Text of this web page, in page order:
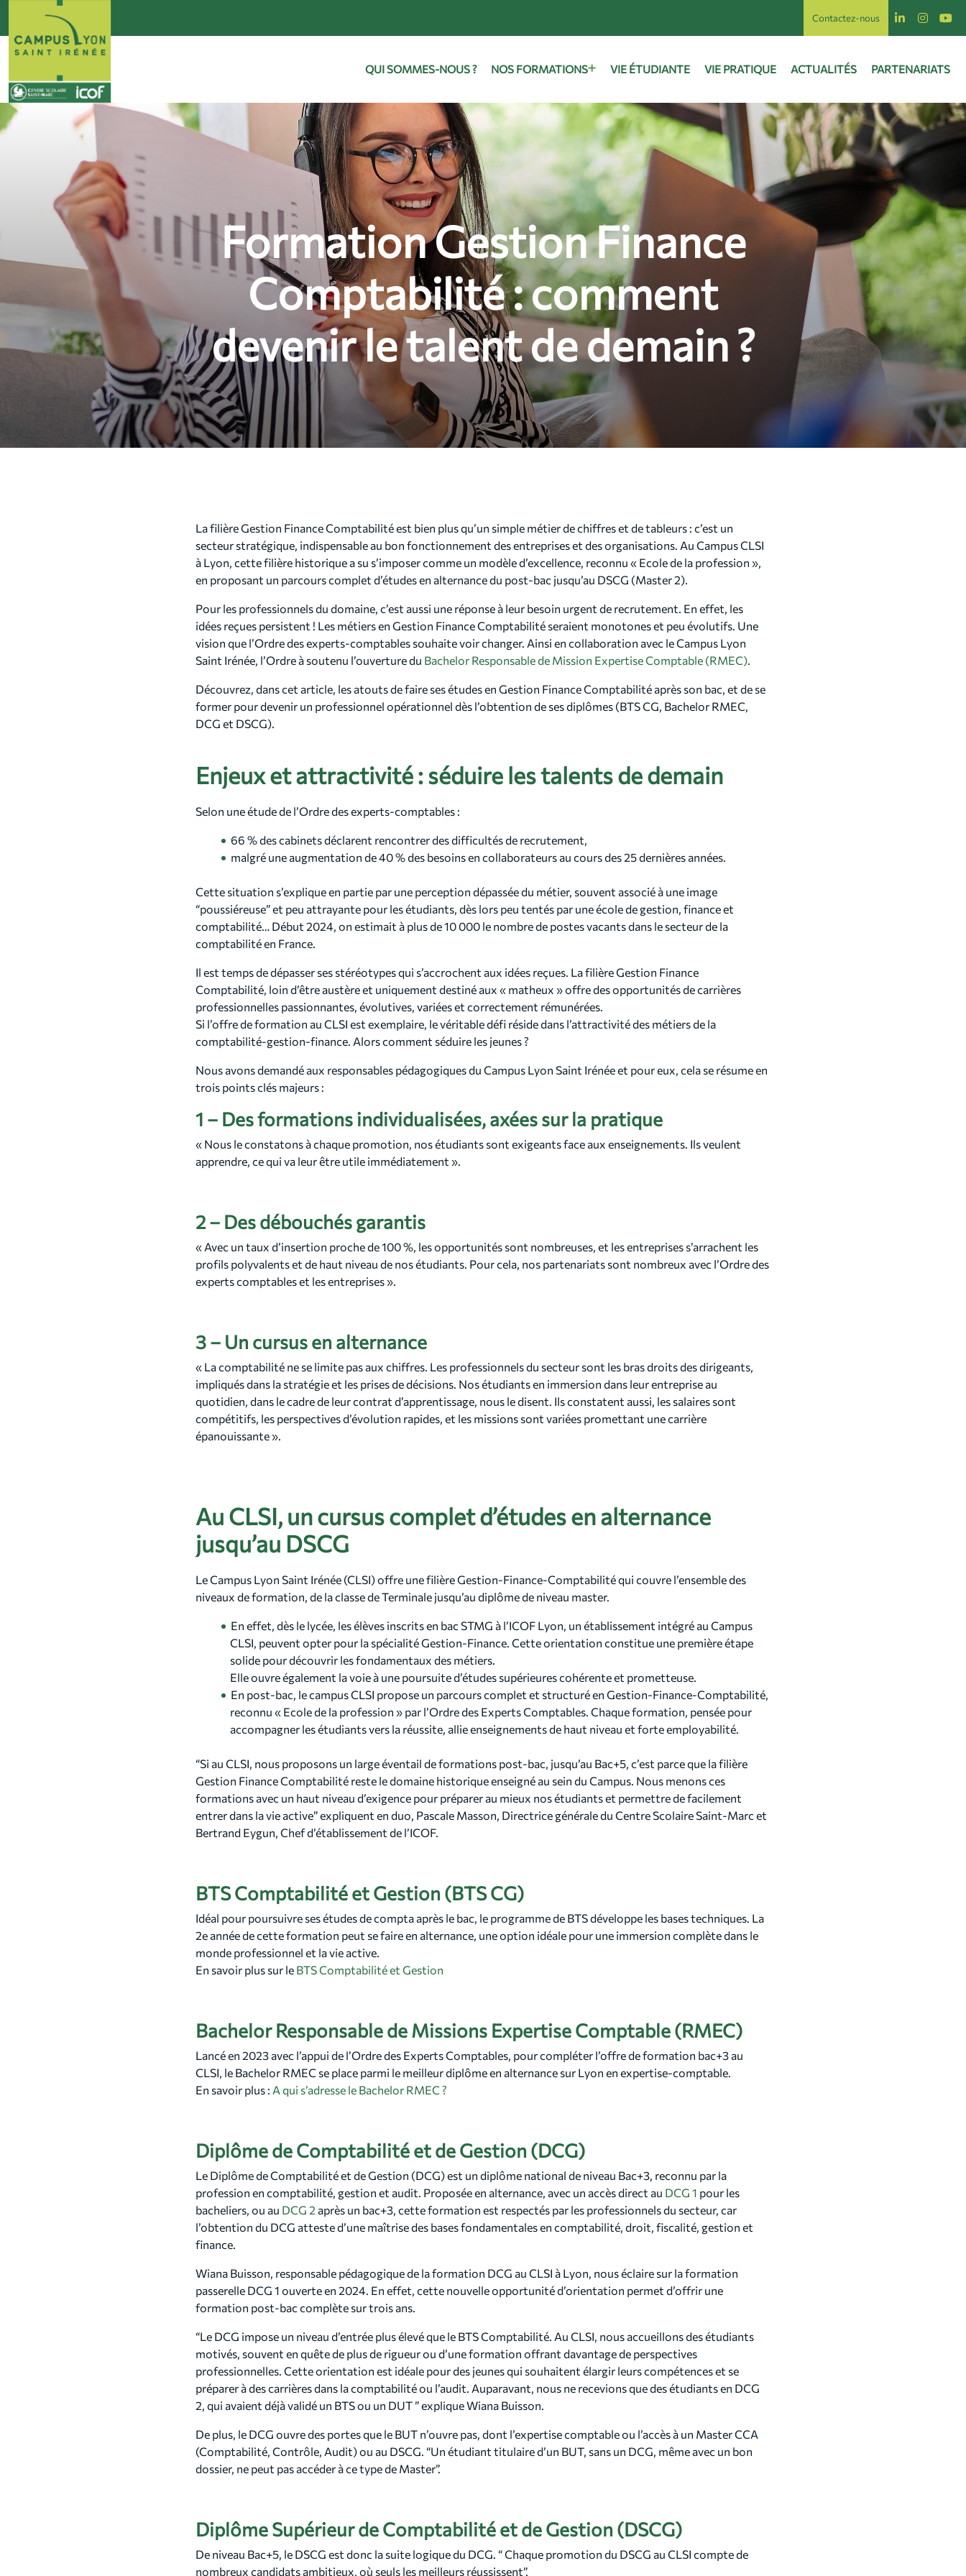
Contactez-nous
QUI SOMMES-NOUS ? NOS FORMATIONS VIE ÉTUDIANTE VIE PRATIQUE ACTUALITÉS PARTENARIATS
Formation Gestion Finance
Comptabilité : comment
devenir le talent de demain ?
La filière Gestion Finance Comptabilité est bien plus qu’un simple métier de chiffres et de tableurs : c’est un
secteur stratégique, indispensable au bon fonctionnement des entreprises et des organisations. Au Campus CLSI
à Lyon, cette filière historique a su s’imposer comme un modèle d’excellence, reconnu « Ecole de la profession »,
en proposant un parcours complet d’études en alternance du post-bac jusqu’au DSCG (Master 2).
Pour les professionnels du domaine, c’est aussi une réponse à leur besoin urgent de recrutement. En effet, les
idées reçues persistent ! Les métiers en Gestion Finance Comptabilité seraient monotones et peu évolutifs. Une
vision que l’Ordre des experts-comptables souhaite voir changer. Ainsi en collaboration avec le Campus Lyon
Saint Irénée, l’Ordre à soutenu l’ouverture du Bachelor Responsable de Mission Expertise Comptable (RMEC)
Découvrez, dans cet article, les atouts de faire ses études en Gestion Finance Comptabilité après son bac, et de se
former pour devenir un professionnel opérationnel dès l’obtention de ses diplômes (BTS CG, Bachelor RMEC,
DCG et DSCG).
Enjeux et attractivité : séduire les talents de demain
Selon une étude de l’Ordre des experts-comptables :
66 % des cabinets déclarent rencontrer des difficultés de recrutement,
malgré une augmentation de 40 % des besoins en collaborateurs au cours des 25 dernières années.
Cette situation s’explique en partie par une perception dépassée du métier, souvent associé à une image
“poussiéreuse” et peu attrayante pour les étudiants, dès lors peu tentés par une école de gestion, finance et
comptabilité… Début 2024, on estimait à plus de 10 000 le nombre de postes vacants dans le secteur de la
comptabilité en France.
Il est temps de dépasser ses stéréotypes qui s’accrochent aux idées reçues. La filière Gestion Finance
Comptabilité, loin d’être austère et uniquement destiné aux « matheux » offre des opportunités de carrières
professionnelles passionnantes, évolutives, variées et correctement rémunérées.
Si l’offre de formation au CLSI est exemplaire, le véritable défi réside dans l’attractivité des métiers de la
comptabilité-gestion-finance. Alors comment séduire les jeunes ?
Nous avons demandé aux responsables pédagogiques du Campus Lyon Saint Irénée et pour eux, cela se résume en
trois points clés majeurs :
1 – Des formations individualisées, axées sur la pratique
« Nous le constatons à chaque promotion, nos étudiants sont exigeants face aux enseignements. Ils veulent
apprendre, ce qui va leur être utile immédiatement ».
2 – Des débouchés garantis
« Avec un taux d’insertion proche de 100 %, les opportunités sont nombreuses, et les entreprises s’arrachent les
profils polyvalents et de haut niveau de nos étudiants. Pour cela, nos partenariats sont nombreux avec l’Ordre des
experts comptables et les entreprises ».
3 – Un cursus en alternance
« La comptabilité ne se limite pas aux chiffres. Les professionnels du secteur sont les bras droits des dirigeants,
impliqués dans la stratégie et les prises de décisions. Nos étudiants en immersion dans leur entreprise au
quotidien, dans le cadre de leur contrat d’apprentissage, nous le disent. Ils constatent aussi, les salaires sont
compétitifs, les perspectives d’évolution rapides, et les missions sont variées promettant une carrière
épanouissante ».
Au CLSI, un cursus complet d’études en alternance
jusqu’au DSCG
Le Campus Lyon Saint Irénée (CLSI) offre une filière Gestion-Finance-Comptabilité qui couvre l’ensemble des
niveaux de formation, de la classe de Terminale jusqu’au diplôme de niveau master.
En effet, dès le lycée, les élèves inscrits en bac STMG à l’ICOF Lyon, un établissement intégré au Campus
CLSI, peuvent opter pour la spécialité Gestion-Finance. Cette orientation constitue une première étape
solide pour découvrir les fondamentaux des métiers.
Elle ouvre également la voie à une poursuite d’études supérieures cohérente et prometteuse.
En post-bac, le campus CLSI propose un parcours complet et structuré en Gestion-Finance-Comptabilité,
reconnu « Ecole de la profession » par l’Ordre des Experts Comptables. Chaque formation, pensée pour
accompagner les étudiants vers la réussite, allie enseignements de haut niveau et forte employabilité.
“Si au CLSI, nous proposons un large éventail de formations post-bac, jusqu’au Bac+5, c’est parce que la filière
Gestion Finance Comptabilité reste le domaine historique enseigné au sein du Campus. Nous menons ces
formations avec un haut niveau d’exigence pour préparer au mieux nos étudiants et permettre de facilement
entrer dans la vie active” expliquent en duo, Pascale Masson, Directrice générale du Centre Scolaire Saint-Marc et
Bertrand Eygun, Chef d’établissement de l’ICOF.
BTS Comptabilité et Gestion (BTS CG)
Idéal pour poursuivre ses études de compta après le bac, le programme de BTS développe les bases techniques. La
2e année de cette formation peut se faire en alternance, une option idéale pour une immersion complète dans le
monde professionnel et la vie active.
En savoir plus sur le BTS Comptabilité et Gestion
Bachelor Responsable de Missions Expertise Comptable (RMEC)
Lancé en 2023 avec l’appui de l’Ordre des Experts Comptables, pour compléter l’offre de formation bac+3 au
CLSI, le Bachelor RMEC se place parmi le meilleur diplôme en alternance sur Lyon en expertise-comptable.
En savoir plus : A qui s’adresse le Bachelor RMEC ?
Diplôme de Comptabilité et de Gestion (DCG)
Le Diplôme de Comptabilité et de Gestion (DCG) est un diplôme national de niveau Bac+3, reconnu par la
profession en comptabilité, gestion et audit. Proposée en alternance, avec un accès direct au DCG 1 pour les
bacheliers, ou au DCG 2 après un bac+3, cette formation est respectés par les professionnels du secteur, car
l’obtention du DCG atteste d’une maîtrise des bases fondamentales en comptabilité, droit, fiscalité, gestion et
finance.
Wiana Buisson, responsable pédagogique de la formation DCG au CLSI à Lyon, nous éclaire sur la formation
passerelle DCG 1 ouverte en 2024. En effet, cette nouvelle opportunité d’orientation permet d’offrir une
formation post-bac complète sur trois ans.
“Le DCG impose un niveau d’entrée plus élevé que le BTS Comptabilité. Au CLSI, nous accueillons des étudiants
motivés, souvent en quête de plus de rigueur ou d’une formation offrant davantage de perspectives
professionnelles. Cette orientation est idéale pour des jeunes qui souhaitent élargir leurs compétences et se
préparer à des carrières dans la comptabilité ou l’audit. Auparavant, nous ne recevions que des étudiants en DCG
2, qui avaient déjà validé un BTS ou un DUT ” explique Wiana Buisson.
De plus, le DCG ouvre des portes que le BUT n’ouvre pas, dont l’expertise comptable ou l’accès à un Master CCA
(Comptabilité, Contrôle, Audit) ou au DSCG. “Un étudiant titulaire d’un BUT, sans un DCG, même avec un bon
dossier, ne peut pas accéder à ce type de Master”.
Diplôme Supérieur de Comptabilité et de Gestion (DSCG)
De niveau Bac+5, le DSCG est donc la suite logique du DCG. “ Chaque promotion du DSCG au CLSI compte de
nombreux candidats ambitieux, où seuls les meilleurs réussissent”.